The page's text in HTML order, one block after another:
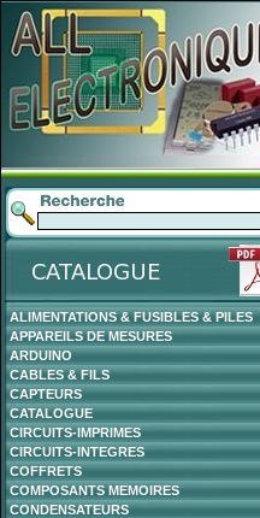
ALIMENTATIONS & FUSIBLES & PILES
APPAREILS DE MESURES
ARDUINO
CABLES & FILS
CAPTEURS
CATALOGUE
CIRCUITS-IMPRIMES
CIRCUITS-INTEGRES
COFFRETS
COMPOSANTS MEMOIRES
CONDENSATEURS